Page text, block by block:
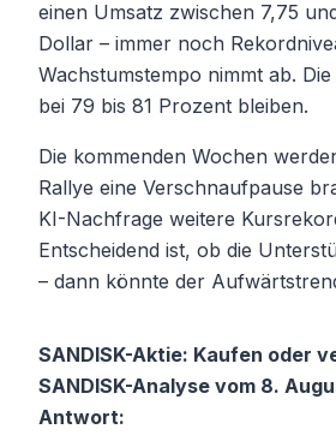
einen Umsatz zwischen 7,75
Dollar – immer noch
Wachstumstempo nimmt ab.
bei 79 bis 81 Prozent bleiben.
Die kommenden Wochen
Rallye eine Verschnaufpause
KI-Nachfrage weitere
Entscheidend ist, ob die
– dann könnte der
SANDISK-Aktie: Kaufen oder
SANDISK-Analyse vom 8.
Antwort: